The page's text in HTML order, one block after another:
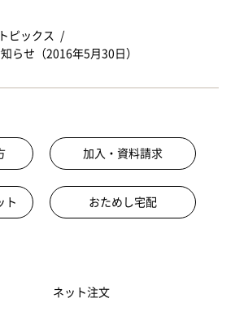
トピックス
らせ（2016年5月30日）
加入・資料請求
ト おためし宅配
ネット注文